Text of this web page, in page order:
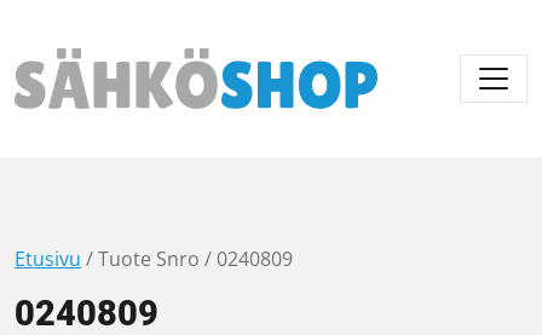
Päävalikko
Etusivu / Tuote Snro / 0240809
0240809